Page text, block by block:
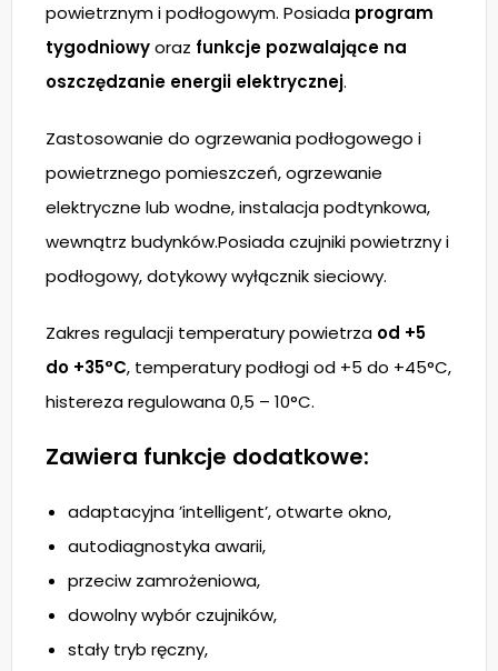
powietrznym i podłogowym. Posiada program
tygodniowyoraz funkcje pozwalające na
oszczędzanie energii elektrycznej.
Zastosowanie do ogrzewania podłogowego i
powietrznego pomieszczeń, ogrzewanie
elektryczne lub wodne, instalacja podtynkowa,
wewnątrz budynków.Posiada czujniki powietrzny i
podłogowy, dotykowy wyłącznik sieciowy.
Zakres regulacji temperatury powietrza od +5
do +35°C, temperatury podłogi od +5 do +45°C,
histereza regulowana 0,5 – 10°C.
Zawiera funkcje dodatkowe:
adaptacyjna ’intelligent’, otwarte okno,
autodiagnostyka awarii,
przeciw zamrożeniowa,
dowolny wybór czujników,
stały tryb ręczny,